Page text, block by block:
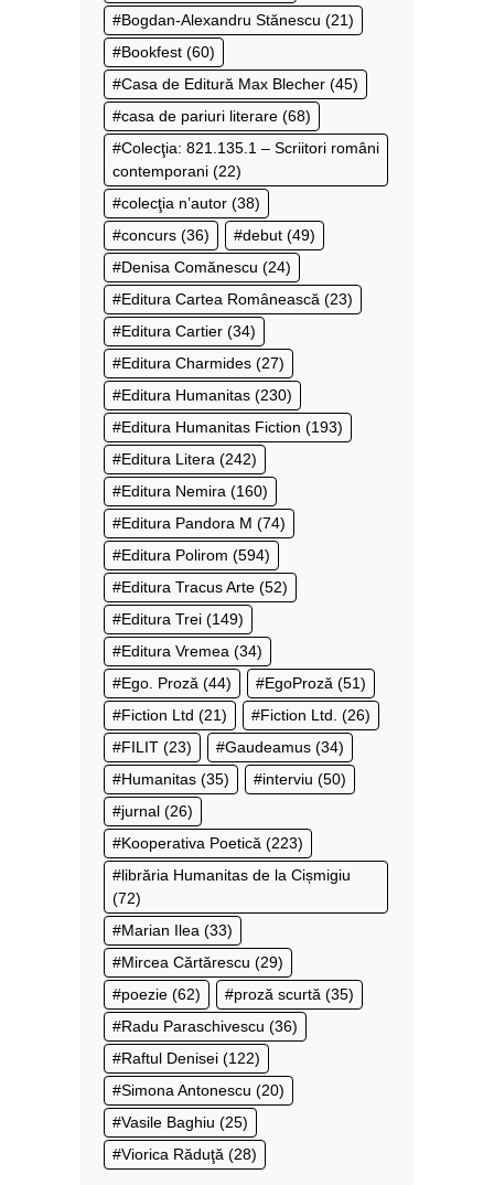
Bogdan-Alexandru Stănescu (21)
Bookfest (60)
Casa de Editură Max Blecher (45)
casa de pariuri literare (68)
Colecţia: 821.135.1 – Scriitori români
contemporani (22)
colecţia n’autor (38)
concurs (36) debut (49)
Denisa Comănescu (24)
Editura Cartea Românească (23)
Editura Cartier (34)
Editura Charmides (27)
Editura Humanitas (230)
Editura Humanitas Fiction (193)
Editura Litera (242)
Editura Nemira (160)
Editura Pandora M (74)
Editura Polirom (594)
Editura Tracus Arte (52)
Editura Trei (149)
Editura Vremea (34)
Ego. Proză (44) EgoProză (51)
Fiction Ltd (21) Fiction Ltd. (26)
FILIT (23) Gaudeamus (34)
Humanitas (35) interviu (50)
jurnal (26)
Kooperativa Poetică (223)
librăria Humanitas de la Cișmigiu
(72)
Marian Ilea (33)
Mircea Cărtărescu (29)
poezie (62) proză scurtă (35)
Radu Paraschivescu (36)
Raftul Denisei (122)
Simona Antonescu (20)
Vasile Baghiu (25)
Viorica Răduţă (28)